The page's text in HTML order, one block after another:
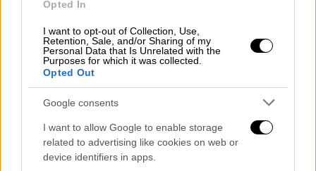
Opted In
I want to opt-out of Collection, Use,
Retention, Sale, and/or Sharing of my
Personal Data that Is Unrelated with the
Purposes for which it was collected.
Opted Out
Google consents
I want to allow Google to enable storage
related to advertising like cookies on web or
device identifiers in apps.